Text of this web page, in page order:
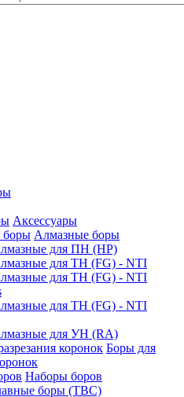
Аксессуары
Алмазные боры
для ПН (HP)
для ТН (FG) - NTI
для ТН (FG) - NTI
для ТН (FG) - NTI
для УН (RA)
Боры для
Наборы боров